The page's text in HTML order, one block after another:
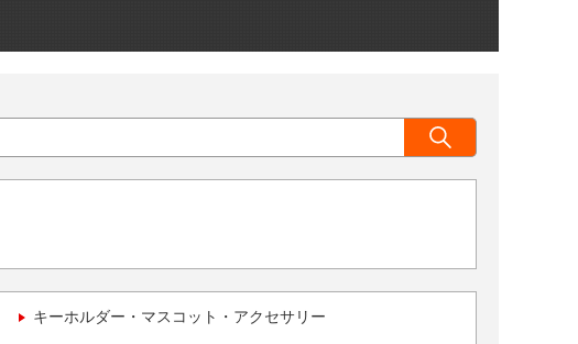
キーホルダー・マスコット・アクセサリー